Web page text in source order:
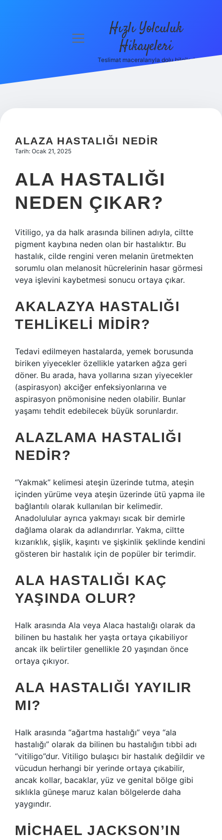
Hakkımızda
menüyü
Hızlı Yolculuk
Hikayeleri
Teslimat maceralarıyla dolu bilgiler!
ALAZA HASTALIĞI NEDIR
Tarih: Ocak 21, 2025
ALA HASTALIĞI
NEDEN ÇIKAR?
Vitiligo, ya da halk arasında bilinen adıyla, ciltte
pigment kaybına neden olan bir hastalıktır. Bu
hastalık, cilde rengini veren melanin üretmekten
sorumlu olan melanosit hücrelerinin hasar görmesi
veya işlevini kaybetmesi sonucu ortaya çıkar.
AKALAZYA HASTALIĞI
TEHLIKELI MIDIR?
Tedavi edilmeyen hastalarda, yemek borusunda
biriken yiyecekler özellikle yatarken ağza geri
döner. Bu arada, hava yollarına sızan yiyecekler
(aspirasyon) akciğer enfeksiyonlarına ve
aspirasyon pnömonisine neden olabilir. Bunlar
yaşamı tehdit edebilecek büyük sorunlardır.
ALAZLAMA HASTALIĞI
NEDIR?
“Yakmak” kelimesi ateşin üzerinde tutma, ateşin
içinden yürüme veya ateşin üzerinde ütü yapma ile
bağlantılı olarak kullanılan bir kelimedir.
Anadolulular ayrıca yakmayı sıcak bir demirle
dağlama olarak da adlandırırlar. Yakma, ciltte
kızarıklık, şişlik, kaşıntı ve şişkinlik şeklinde kendini
gösteren bir hastalık için de popüler bir terimdir.
ALA HASTALIĞI KAÇ
YAŞINDA OLUR?
Halk arasında Ala veya Alaca hastalığı olarak da
bilinen bu hastalık her yaşta ortaya çıkabiliyor
ancak ilk belirtiler genellikle 20 yaşından önce
ortaya çıkıyor.
ALA HASTALIĞI YAYILIR
MI?
Halk arasında “ağartma hastalığı” veya “ala
hastalığı” olarak da bilinen bu hastalığın tıbbi adı
“vitiligo”dur. Vitiligo bulaşıcı bir hastalık değildir ve
vücudun herhangi bir yerinde ortaya çıkabilir,
ancak kollar, bacaklar, yüz ve genital bölge gibi
sıklıkla güneşe maruz kalan bölgelerde daha
yaygındır.
MICHAEL JACKSON’IN